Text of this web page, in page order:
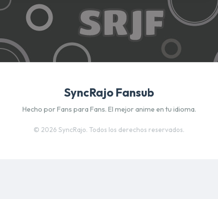
SyncRajo Fansub
Hecho por Fans para Fans. El mejor anime en tu idioma.
© 2026 SyncRajo. Todos los derechos reservados.